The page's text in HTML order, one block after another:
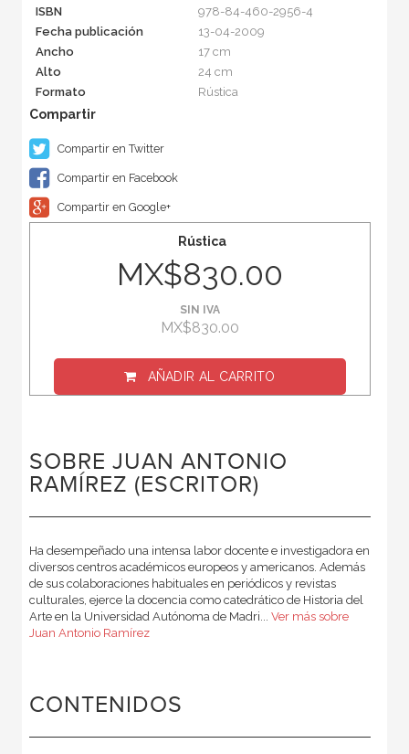
ISBN
978-84-460-2956-4
Fecha publicación
13-04-2009
Ancho
17 cm
Alto
24 cm
Formato
Rústica
Compartir en Twitter
Compartir en Facebook
Compartir en Google+
Rústica
MX$830.00
SIN IVA
MX$830.00
AÑADIR AL CARRITO
SOBRE JUAN ANTONIO
RAMÍREZ (ESCRITOR)
Ha desempeñado una intensa labor docente e investigadora en
diversos centros académicos europeos y americanos. Además
de sus colaboraciones habituales en periódicos y revistas
culturales, ejerce la docencia como catedrático de Historia del
Arte en la Universidad Autónoma de Madri... Ver más sobre
Juan Antonio Ramírez
CONTENIDOS